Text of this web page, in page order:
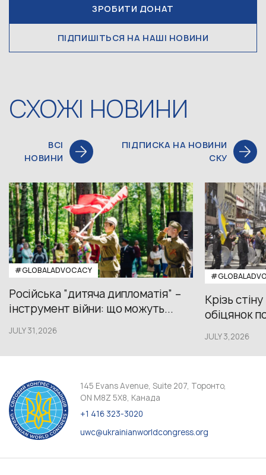
ЗРОБИТИ ДОНАТ
ПІДПИШІТЬСЯ НА НАШІ НОВИНИ
СХОЖІ НОВИНИ
ВСІ
НОВИНИ
ПІДПИСКА НА НОВИНИ
СКУ
#GLOBALADVOCACY
Російська “дитяча дипломатія” –
інструмент війни: що можуть...
JULY 31,2026
Крізь
обіцянок
JULY 3,2026
145 Evans Avenue, Suite 207, Торонто,
ON M8Z 5X8, Канада
+1 416 323-3020
uwc@ukrainianworldcongress.org